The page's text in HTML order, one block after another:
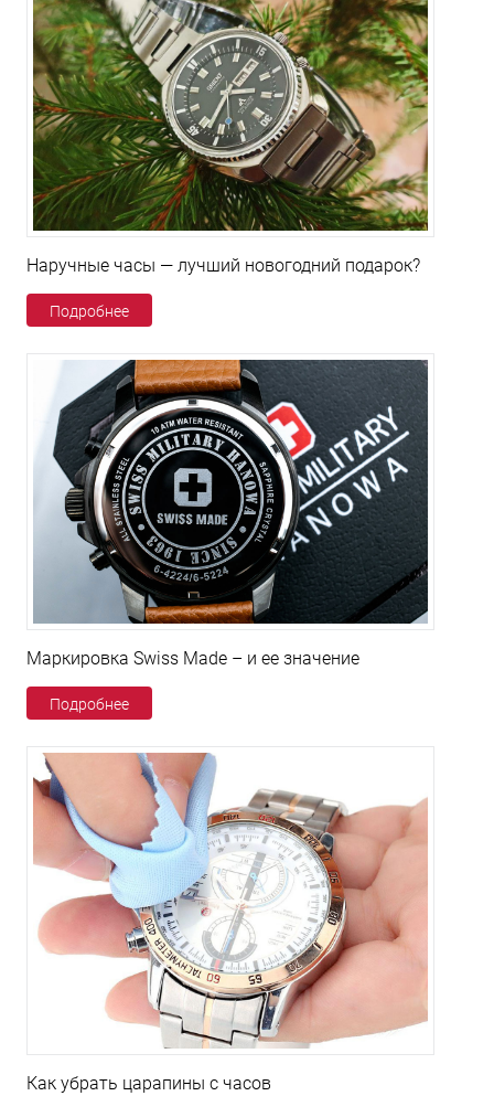
Наручные часы — лучший новогодний подарок?
Подробнее
Маркировка Swiss Made – и ее значение
Подробнее
Как убрать царапины с часов